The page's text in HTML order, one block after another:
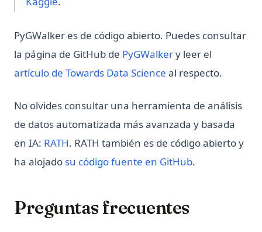
PyGWalker es de código abierto. Puedes consultar
la página de GitHub de PyGWalker(opens in a new
y leer el
artículo de Towards Data Science (opens in a new tab)
al respecto.
No olvides consultar una herramienta de análisis
de datos automatizada más avanzada y basada
en IA: RATH (opens in a new tab)
. RATH también es de código abierto y
ha alojado su código fuente en GitHub(opens in a
.
Preguntas frecuentes